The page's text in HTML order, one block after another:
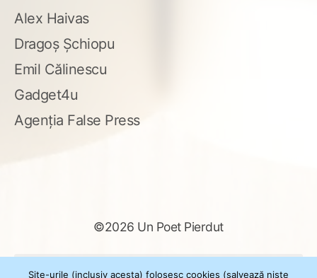
Alex Haivas
Dragoș Șchiopu
Emil Călinescu
Gadget4u
Agenția False Press
©2026 Un Poet Pierdut
Site-urile (inclusiv acesta) folosesc cookies (salvează niște